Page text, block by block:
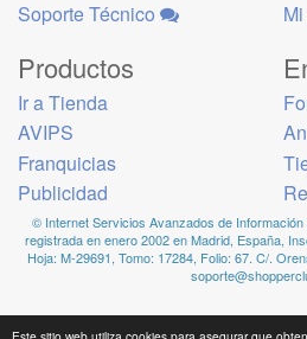
Soporte Técnico
Productos
Ir a Tienda
AVIPS
Franquicias
Publicidad
© Internet Servicios Avanzados de
registrada en enero 2002 en Madrid, España,
Hoja: M-29691, Tomo: 17284, Folio: 67. C/.